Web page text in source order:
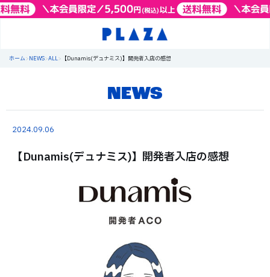
ホーム>NEWS>ALL> 【Dunamis(デュナミス)】開発者入店の感想
NEWS
2024.09.06
【Dunamis(デュナミス)】開発者入店の感想